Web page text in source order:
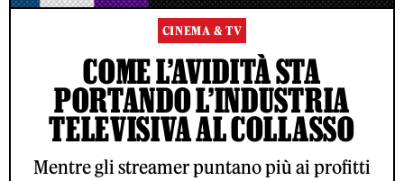
CINEMA & TV
COME L’AVIDITÀ STA
PORTANDO L’INDUSTRIA
TELEVISIVA AL COLLASSO
Mentre gli streamer puntano più ai profitti